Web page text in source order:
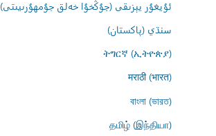
ئۇيغۇر يېزىقى (جۇڭخۇا خەلق جۇمھۇرىيىتى)
سنڌي (پاکستان)
ትግርኛ (ኢትዮጵያ)
मराठी (भारत)
বাংলা (ভারত)
தமிழ் (இந்தியா)